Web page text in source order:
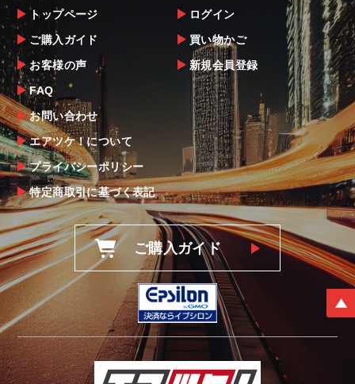
トップページ
ご購入ガイド
お客様の声
FAQ
お問い合わせ
エアツケ！について
プライバシーポリシー
特定商取引に基づく表記
ログイン
買い物かご
新規会員登録
ご購入ガイド